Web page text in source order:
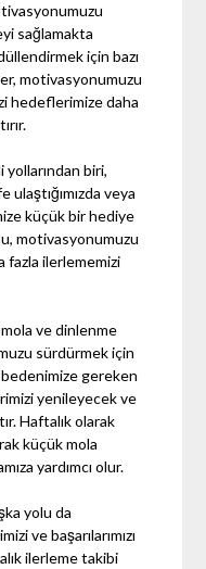
sağlamakta
için bazı
motivasyonumuzu
hedeflerimize daha
biri,
ulaştığımızda veya
küçük bir hediye
motivasyonumuzu
fazla ilerlememizi
ve dinlenme
sürdürmek için
gereken
yenileyecek ve
Haftalık olarak
küçük mola
yardımcı olur.
yolu da
ve başarılarımızı
ilerleme takibi